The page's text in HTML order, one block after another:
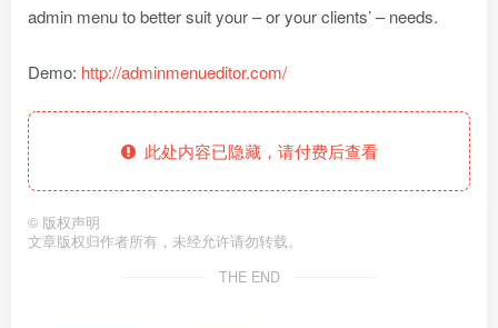
admin menu to better suit your – or your clients’ – needs.
Demo: http://adminmenueditor.com/
此处内容已隐藏，请付费后查看
© 版权声明
文章版权归作者所有，未经允许请勿转载。
THE END